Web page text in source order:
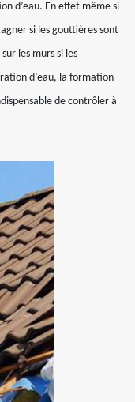
d’eau. En effet même si
si les gouttières sont
les murs si les
d’eau, la formation
de contrôler à